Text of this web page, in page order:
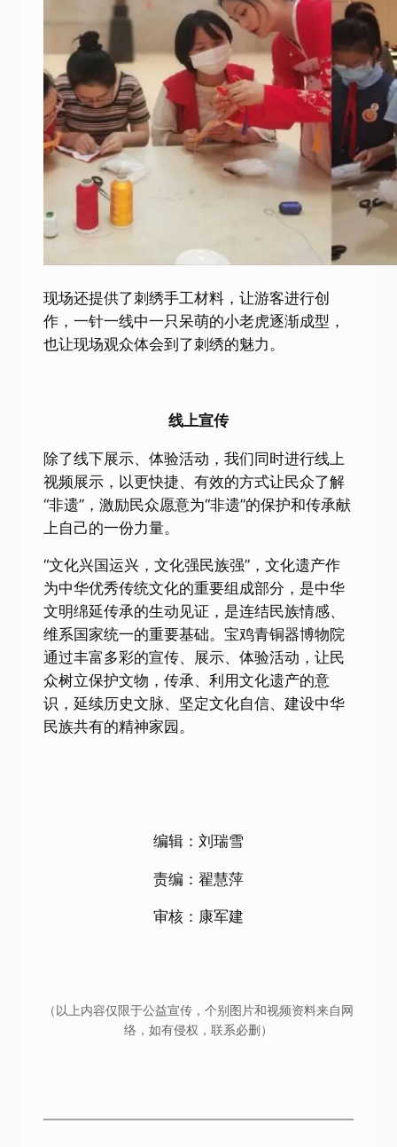
现场还提供了刺绣手工材料，让游客进行创
作，一针一线中一只呆萌的小老虎逐渐成型，
也让现场观众体会到了刺绣的魅力。
线上宣传
除了线下展示、体验活动，我们同时进行线上
视频展示，以更快捷、有效的方式让民众了解
“非遗”，激励民众愿意为“非遗”的保护和传承献
上自己的一份力量。
“文化兴国运兴，文化强民族强”，文化遗产作
为中华优秀传统文化的重要组成部分，是中华
文明绵延传承的生动见证，是连结民族情感、
维系国家统一的重要基础。宝鸡青铜器博物院
通过丰富多彩的宣传、展示、体验活动，让民
众树立保护文物，传承、利用文化遗产的意
识，延续历史文脉、坚定文化自信、建设中华
民族共有的精神家园。
编辑：刘瑞雪
责编：翟慧萍
审核：康军建
（以上内容仅限于公益宣传，个别图片和视频资料来自网
络，如有侵权，联系必删）